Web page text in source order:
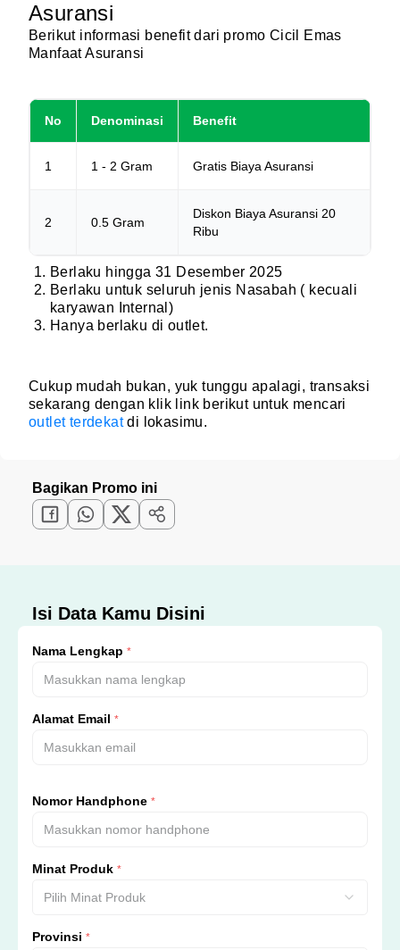
Bagikan Promo ini
Asuransi
Berikut informasi benefit dari promo Cicil Emas
Manfaat Asuransi
No Denominasi Benefit
1 1 - 2 Gram Gratis Biaya Asuransi
2 0.5 Gram
Diskon Biaya Asuransi 20
Ribu
Berlaku hingga 31 Desember 2025
Berlaku untuk seluruh jenis Nasabah ( kecuali
karyawan Internal)
Hanya berlaku di outlet.
Cukup mudah bukan, yuk tunggu apalagi, transaksi
sekarang dengan klik link berikut untuk mencari
outlet terdekatdi lokasimu.
Isi Data Kamu Disini
Nama Lengkap *
Alamat Email *
Nomor Handphone *
Minat Produk *
Pilih Minat Produk
Provinsi *